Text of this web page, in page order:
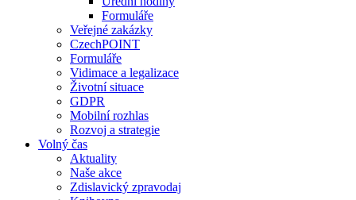
Formuláře
Veřejné zakázky
CzechPOINT
Formuláře
Vidimace a legalizace
Životní situace
GDPR
Mobilní rozhlas
Rozvoj a strategie
Volný čas
Aktuality
Naše akce
Zdislavický zpravodaj